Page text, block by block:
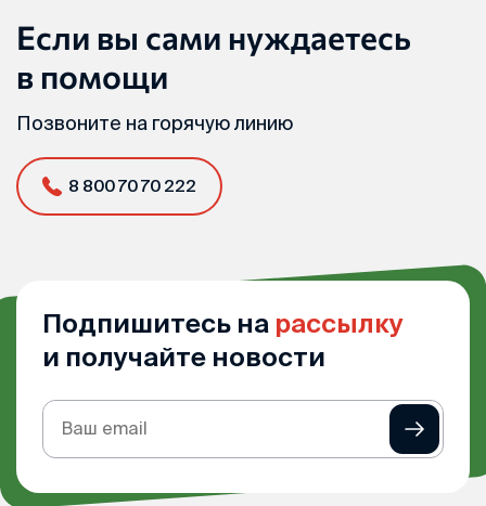
Если вы сами нуждаетесь
в помощи
Позвоните на горячую линию
8 800 70 70 222
Подпишитесь на рассылку
и получайте новости
Подписка
на